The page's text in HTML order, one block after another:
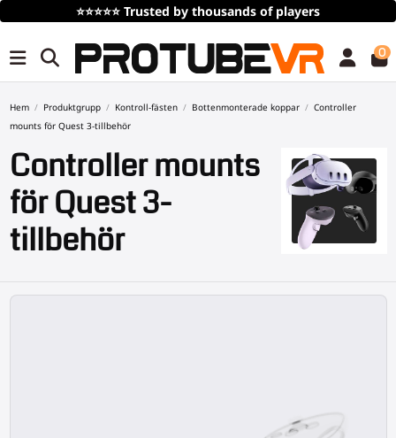
Gratis fraktvid köp över 100€/115$ (tidsbegränsat)
0
Hem Produktgrupp Kontroll-fästen Bottenmonterade koppar
Controller
mounts för Quest 3-tillbehör
Controller mounts
för Quest 3-
tillbehör